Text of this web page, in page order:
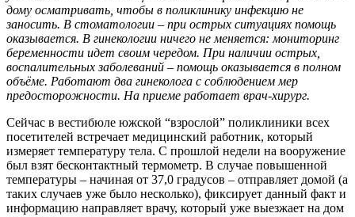
дому осматривать, чтобы в поликлинику инфекцию не
заносить. В стоматологии – при острых ситуациях помощь
оказывается. В гинекологии ничего не меняется: мониторинг
беременности идет своим чередом. При наличии острых,
воспалительных заболеваний – помощь оказывается в полном
объёме. Работают два гинеколога с соблюдением мер
предосторожности. На приеме работает врач-хирург.
Сейчас в вестибюле южской “взрослой” поликлиники всех
посетителей встречает медицинский работник, который
измеряет температуру тела. С прошлой недели на вооружение
был взят бесконтактный термометр. В случае повышенной
температуры – начиная от 37,0 градусов – отправляет домой (а
таких случаев уже было несколько), фиксирует данный факт и
информацию направляет врачу, который уже выезжает на дом